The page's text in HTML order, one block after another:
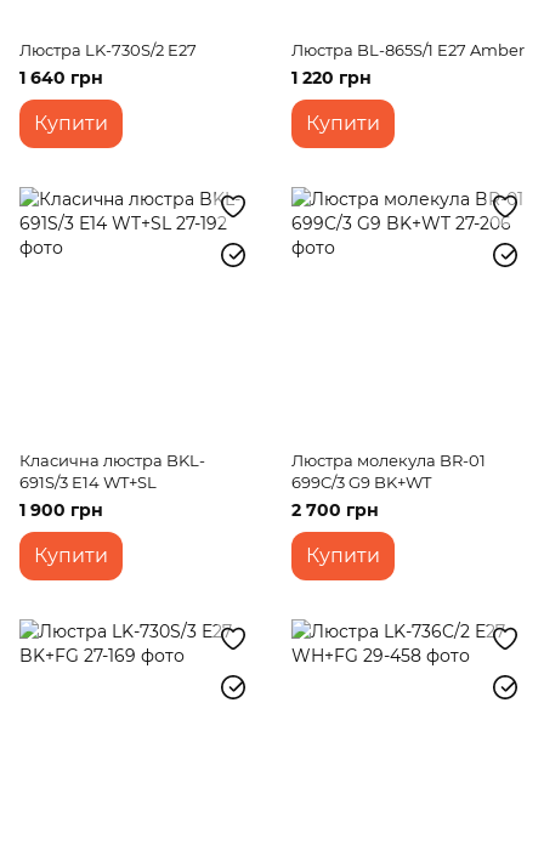
Люстра LK-730S/2 E27
1 640 грн
Купити
Люстра BL-865S/1 E27 Amber
1 220 грн
Купити
Класична люстра BKL-
691S/3 E14 WT+SL
1 900 грн
Купити
Люстра молекула BR-01
699C/3 G9 BK+WT
2 700 грн
Купити